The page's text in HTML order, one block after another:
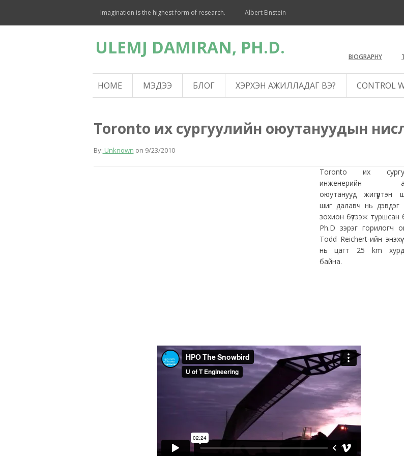
Imagination is the highest form of research. Albert Einstein
ULEMJ DAMIRAN, PH.D. BIOGRAPHY
HOME МЭДЭЭ БЛОГ ХЭРХЭН АЖИЛЛАДАГ ВЭ? CONTROL
Toronto их сургуулийн оюутануудын
By: Unknown on 9/23/2010
Toronto их
инженерийн
оюутанууд жигүүртэн
шиг далавч нь дэвдэг
зохион бүтээж туршсан
Ph.D зэрэг горилогч
Todd Reichert-ийн
нь цагт 25 km
байна.